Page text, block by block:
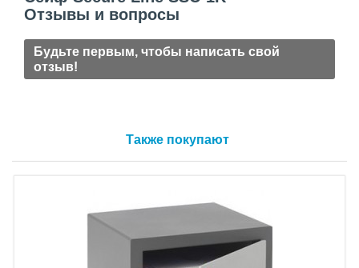
Отзывы и вопросы
Будьте первым, чтобы написать свой
отзыв!
Также покупают